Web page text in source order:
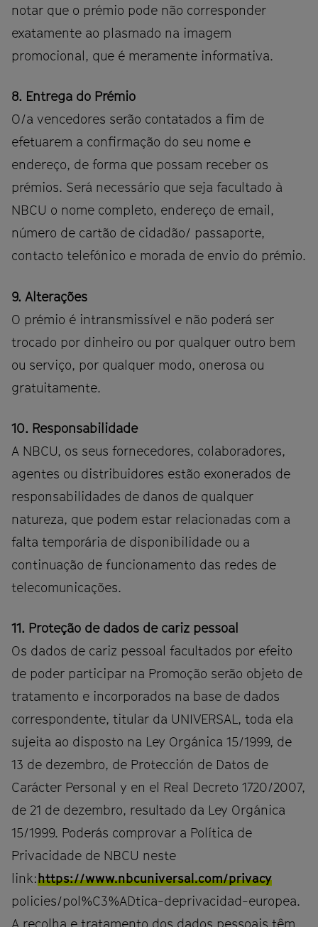
notar que o prémio pode não corresponder
exatamente ao plasmado na imagem
promocional, que é meramente informativa.
8. Entrega do Prémio
O/a vencedores serão contatados a fim de
efetuarem a confirmação do seu nome e
endereço, de forma que possam receber os
prémios. Será necessário que seja facultado à
NBCU o nome completo, endereço de email,
número de cartão de cidadão/ passaporte,
contacto telefónico e morada de envio do prémio.
9. Alterações
O prémio é intransmissível e não poderá ser
trocado por dinheiro ou por qualquer outro bem
ou serviço, por qualquer modo, onerosa ou
gratuitamente.
10. Responsabilidade
A NBCU, os seus fornecedores, colaboradores,
agentes ou distribuidores estão exonerados de
responsabilidades de danos de qualquer
natureza, que podem estar relacionadas com a
falta temporária de disponibilidade ou a
continuação de funcionamento das redes de
telecomunicações.
11. Proteção de dados de cariz pessoal
Os dados de cariz pessoal facultados por efeito
de poder participar na Promoção serão objeto de
tratamento e incorporados na base de dados
correspondente, titular da UNIVERSAL, toda ela
sujeita ao disposto na Ley Orgánica 15/1999, de
13 de dezembro, de Protección de Datos de
Carácter Personal y en el Real Decreto 1720/2007,
de 21 de dezembro, resultado da Ley Orgánica
15/1999. Poderás comprovar a Política de
Privacidade de NBCU neste
link:https://www.nbcuniversal.com/privacy
policies/pol%C3%ADtica-deprivacidad-europea.